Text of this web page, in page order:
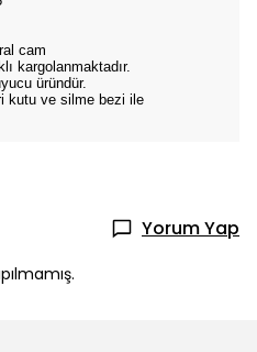
cam
kargolanmaktadır.
üründür.
kutu ve silme bezi ile
Yorum Yap